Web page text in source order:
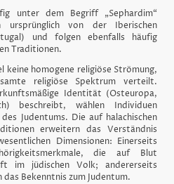
unter dem Begriff „Sephardim“
ursprünglich von der Iberischen
und folgen ebenfalls häufig
Traditionen.
keine homogene religiöse Strömung,
religiöse Spektrum verteilt.
Identität (Osteuropa,
beschreibt, wählen Individuen
Judentums. Die auf halachischen
erweitern das Verständnis
Dimensionen: Einerseits
die auf Blut
im jüdischen Volk; andererseits
Bekenntnis zum Judentum.